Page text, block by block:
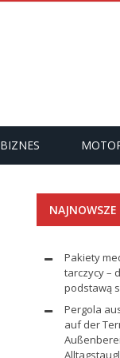
BIZNES
NAJNOWSZE
Pakiety
tarczycy –
podstawą
Pergola
auf der